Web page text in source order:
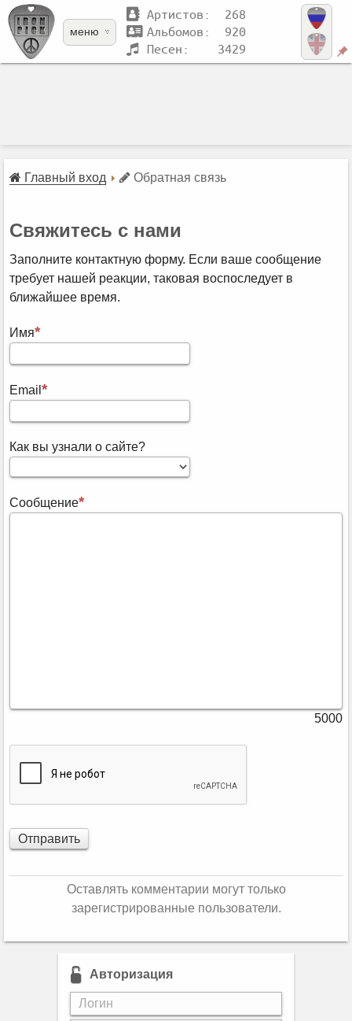
меню
Артистов: 268
Альбомов: 920
Песен: 3429
Главный вход Обратная связь
­Свяжитесь с нами
Заполните контактную форму. Если ваше сообщение
требует нашей реакции, таковая воспоследует в
ближайшее время.
Имя
Email
Как вы узнали о сайте?
Сообщение
5000
Отправить
Оставлять комментарии могут только
зарегистрированные пользователи.
Авторизация